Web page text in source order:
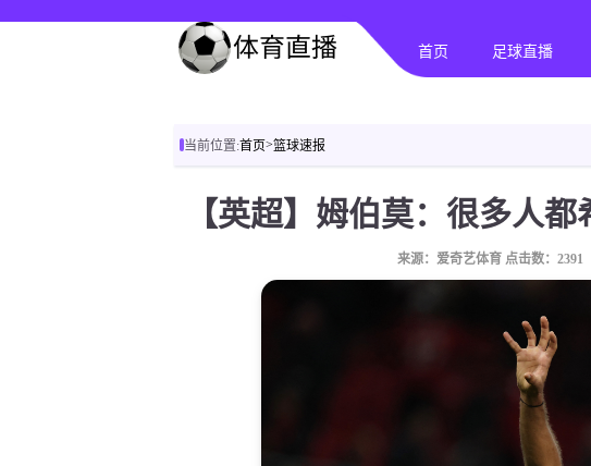
首页 足球直播
当前位置:首页>篮球速报
来源：爱奇艺体育 点击数：2391